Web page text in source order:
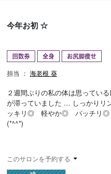
予約確認
今年お初 ☆
回数券 全身 お尻脚痩せ
担当 ： 海老根 葵
２週間ぶりの私の体は思ってい
が滞っていました … しっかりリ
ッキリ◎ 軽やか◎ パッチリ◎
(*^^*)
このサロンを予約する